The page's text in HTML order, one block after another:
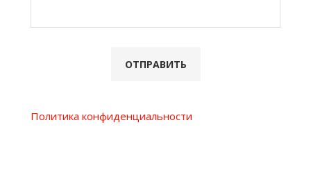
Политика конфиденциальности